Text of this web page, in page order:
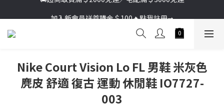
加入新會員送首購金＄100🔥點我註冊➞
Nike Court Vision Lo FL 男鞋 米灰色
麂皮 舒適 復古 運動 休閒鞋 IO7727-
003